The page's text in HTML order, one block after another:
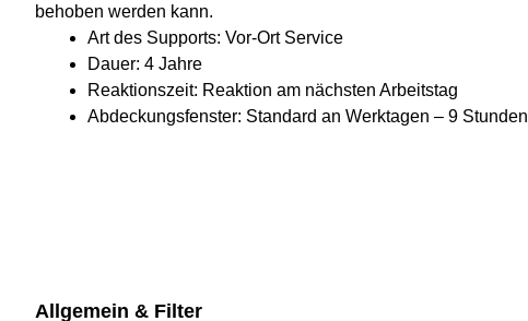
behoben werden kann.
Art des Supports: Vor-Ort Service
Dauer: 4 Jahre
Reaktionszeit: Reaktion am nächsten Arbeitstag
Abdeckungsfenster: Standard an Werktagen – 9 Stunden
Allgemein & Filter